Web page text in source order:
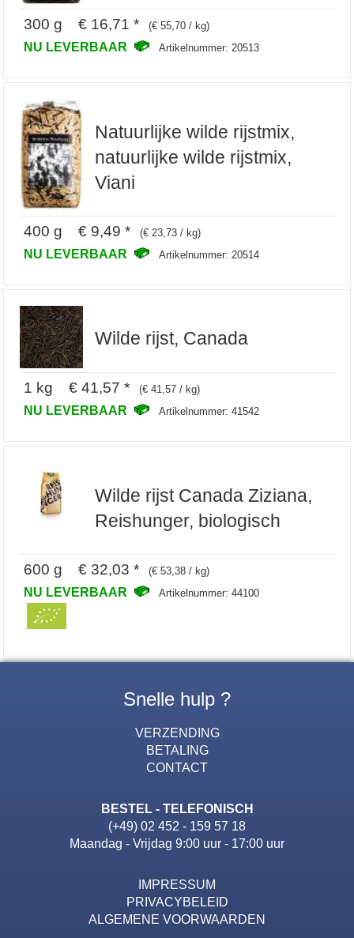
300 g € 16,71 * (€ 55,70 / kg)
NU LEVERBAAR Artikelnummer: 20513
Natuurlijke wilde rijstmix,
natuurlijke wilde rijstmix,
Viani
400 g € 9,49 * (€ 23,73 / kg)
NU LEVERBAAR Artikelnummer: 20514
Wilde rijst, Canada
1 kg € 41,57 * (€ 41,57 / kg)
NU LEVERBAAR Artikelnummer: 41542
Wilde rijst Canada Ziziana,
Reishunger, biologisch
600 g € 32,03 * (€ 53,38 / kg)
NU LEVERBAAR Artikelnummer: 44100
Snelle hulp ?
VERZENDING
BETALING
CONTACT
BESTEL - TELEFONISCH
(+49) 02 452 - 159 57 18
Maandag - Vrijdag 9:00 uur - 17:00 uur
IMPRESSUM
PRIVACYBELEID
ALGEMENE VOORWAARDEN